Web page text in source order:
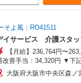
そよ風：RO41511
イサービス 介護スタッ
【月給】236,764円〜263,420円 ▼給
善手当：34,320円 ▼下記別途支給 通勤手当
年始手当：380円/時 寸志あり：年2回（6月・
月） ※業績による 特別報
大阪府大阪市中央区森ノ